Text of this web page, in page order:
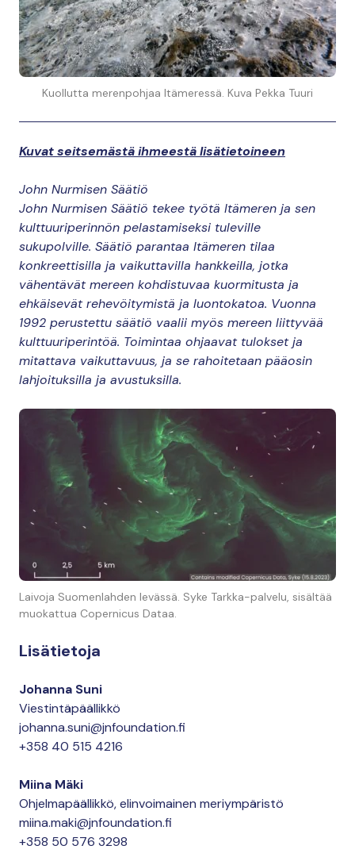
Lisätietoja
Johanna Suni
Viestintäpäällikkö
johanna.suni@jnfoundation.fi
+358 40 515 4216
Miina Mäki
Ohjelmapäällikkö, elinvoimainen meriympäristö
miina.maki@jnfoundation.fi
+358 50 576 3298
Kuollutta merenpohjaa Itämeressä. Kuva Pekka Tuuri
Kuvat seitsemästä ihmeestä lisätietoineen
John Nurmisen Säätiö
John Nurmisen Säätiö tekee työtä Itämeren ja sen
kulttuuriperinnön pelastamiseksi tuleville
sukupolville. Säätiö parantaa Itämeren tilaa
konkreettisilla ja vaikuttavilla hankkeilla, jotka
vähentävät mereen kohdistuvaa kuormitusta ja
ehkäisevät rehevöitymistä ja luontokatoa. Vuonna
1992 perustettu säätiö vaalii myös mereen liittyvää
kulttuuriperintöä. Toimintaa ohjaavat tulokset ja
mitattava vaikuttavuus, ja se rahoitetaan pääosin
lahjoituksilla ja avustuksilla.
Laivoja Suomenlahden levässä. Syke Tarkka-palvelu, sisältää
muokattua Copernicus Dataa.